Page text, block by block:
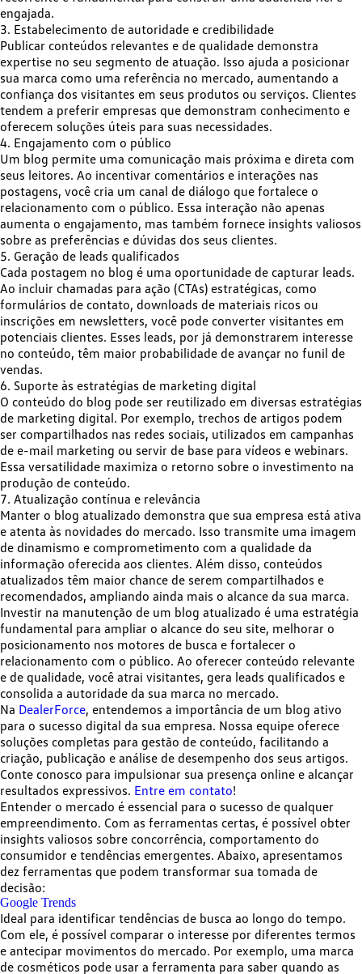
engajada.
3. Estabelecimento de autoridade e credibilidade
Publicar conteúdos relevantes e de qualidade demonstra
expertise no seu segmento de atuação. Isso ajuda a posicionar
sua marca como uma referência no mercado, aumentando a
confiança dos visitantes em seus produtos ou serviços. Clientes
tendem a preferir empresas que demonstram conhecimento e
oferecem soluções úteis para suas necessidades.
4. Engajamento com o público
Um blog permite uma comunicação mais próxima e direta com
seus leitores. Ao incentivar comentários e interações nas
postagens, você cria um canal de diálogo que fortalece o
relacionamento com o público. Essa interação não apenas
aumenta o engajamento, mas também fornece insights valiosos
sobre as preferências e dúvidas dos seus clientes.
5. Geração de leads qualificados
Cada postagem no blog é uma oportunidade de capturar leads.
Ao incluir chamadas para ação (CTAs) estratégicas, como
formulários de contato, downloads de materiais ricos ou
inscrições em newsletters, você pode converter visitantes em
potenciais clientes. Esses leads, por já demonstrarem interesse
no conteúdo, têm maior probabilidade de avançar no funil de
vendas.
6. Suporte às estratégias de marketing digital
O conteúdo do blog pode ser reutilizado em diversas estratégias
de marketing digital. Por exemplo, trechos de artigos podem
ser compartilhados nas redes sociais, utilizados em campanhas
de e-mail marketing ou servir de base para vídeos e webinars.
Essa versatilidade maximiza o retorno sobre o investimento na
produção de conteúdo.
7. Atualização contínua e relevância
Manter o blog atualizado demonstra que sua empresa está ativa
e atenta às novidades do mercado. Isso transmite uma imagem
de dinamismo e comprometimento com a qualidade da
informação oferecida aos clientes. Além disso, conteúdos
atualizados têm maior chance de serem compartilhados e
recomendados, ampliando ainda mais o alcance da sua marca.
Investir na manutenção de um blog atualizado é uma estratégia
fundamental para ampliar o alcance do seu site, melhorar o
posicionamento nos motores de busca e fortalecer o
relacionamento com o público. Ao oferecer conteúdo relevante
e de qualidade, você atrai visitantes, gera leads qualificados e
consolida a autoridade da sua marca no mercado.
Na DealerForce, entendemos a importância de um blog ativo
para o sucesso digital da sua empresa. Nossa equipe oferece
soluções completas para gestão de conteúdo, facilitando a
criação, publicação e análise de desempenho dos seus artigos.
Conte conosco para impulsionar sua presença online e alcançar
resultados expressivos. Entre em contato!
Entender o mercado é essencial para o sucesso de qualquer
empreendimento. Com as ferramentas certas, é possível obter
insights valiosos sobre concorrência, comportamento do
consumidor e tendências emergentes. Abaixo, apresentamos
dez ferramentas que podem transformar sua tomada de
decisão:
Google Trends
Ideal para identificar tendências de busca ao longo do tempo.
Com ele, é possível comparar o interesse por diferentes termos
e antecipar movimentos do mercado. Por exemplo, uma marca
de cosméticos pode usar a ferramenta para saber quando as